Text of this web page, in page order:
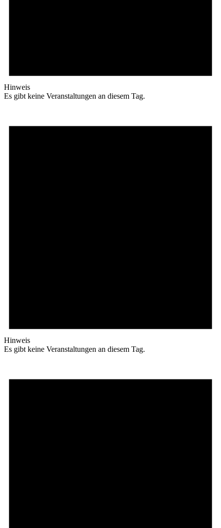
Hinweis
Es gibt keine Veranstaltungen an diesem Tag.
Hinweis
Es gibt keine Veranstaltungen an diesem Tag.